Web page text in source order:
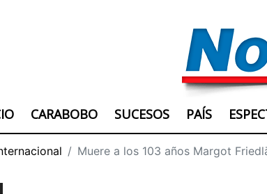
CARABOBO SUCESOS PAÍS
Muere a los 103 años Margot